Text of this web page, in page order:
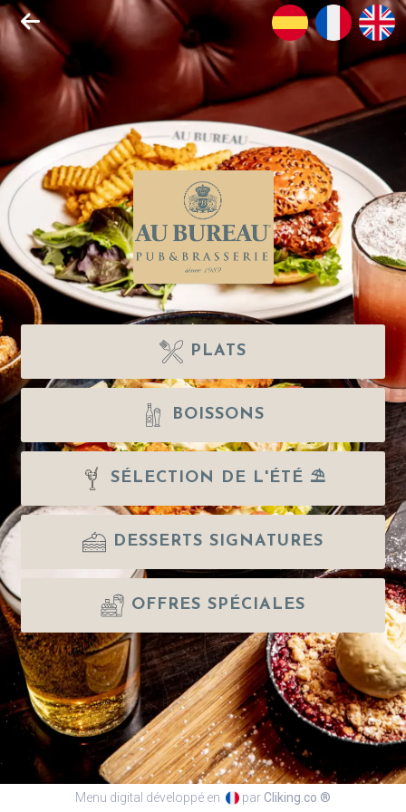
PLATS
BOISSONS
SÉLECTION DE L'ÉTÉ ⛱️
DESSERTS SIGNATURES
OFFRES SPÉCIALES
Menu digital développé en par Cliking.co ®